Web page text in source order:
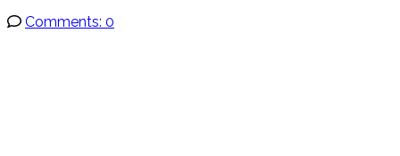
Comments: 0